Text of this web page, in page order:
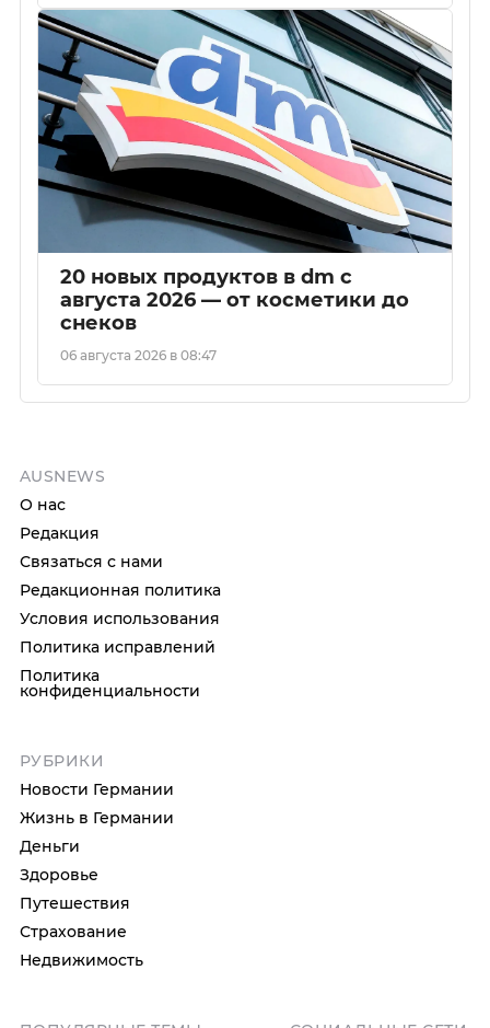
20 новых продуктов в dm с
августа 2026 — от косметики до
снеков
06 августа 2026 в 08:47
AUSNEWS
О нас
Редакция
Связаться с нами
Редакционная политика
Условия использования
Политика исправлений
Политика
конфиденциальности
РУБРИКИ
Новости Германии
Жизнь в Германии
Деньги
Здоровье
Путешествия
Страхование
Недвижимость